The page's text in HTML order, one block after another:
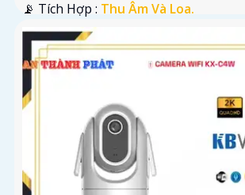
️📡 Tích Hợp : Thu Âm Và Loa.